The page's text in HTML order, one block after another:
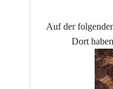
Auf der
Dort